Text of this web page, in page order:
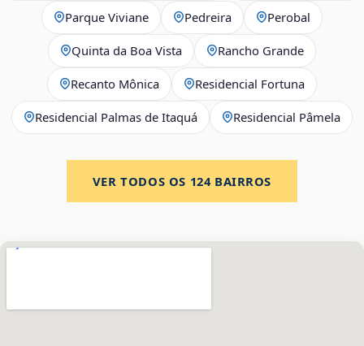
Parque Viviane Pedreira Perobal
Quinta da Boa Vista Rancho Grande
Recanto Mônica Residencial Fortuna
Residencial Palmas de Itaquá Residencial Pâmela
VER TODOS OS 124BAIRROS